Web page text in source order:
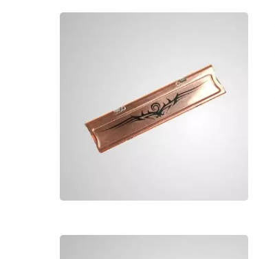
Ventilateur De Réfrigérateur
RV